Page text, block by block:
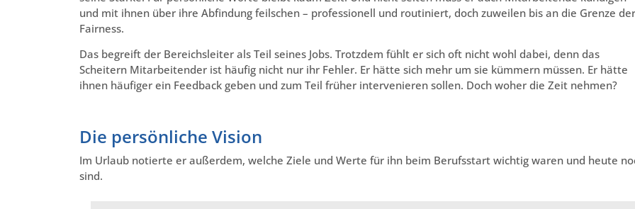
und mit ihnen über ihre Abfindung feilschen – professionell und routiniert, doch zuweilen bis an die Grenze der
Fairness.
Das begreift der Bereichsleiter als Teil seines Jobs. Trotzdem fühlt er sich oft nicht wohl dabei, denn das
Scheitern Mitarbeitender ist häufig nicht nur ihr Fehler. Er hätte sich mehr um sie kümmern müssen. Er hätte
ihnen häufiger ein Feedback geben und zum Teil früher intervenieren sollen. Doch woher die Zeit nehmen?
Die persönliche Vision
Im Urlaub notierte er außerdem, welche Ziele und Werte für ihn beim Berufsstart wichtig waren und heute
sind.